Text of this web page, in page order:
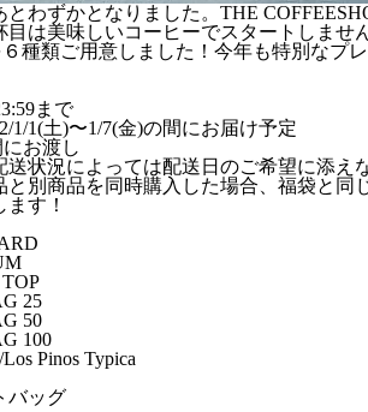
わずかとなりました。THE
は美味しいコーヒーでスタートしませ
種類ご用意しました！今年も特別な
まで
1/1(土)〜1/7(金)の間にお届け予定
お渡し
状況によっては配送日のご希望に添え
別商品を同時購入した場合、福袋と同
す！
25
50
100
Pinos Typica
バッグ